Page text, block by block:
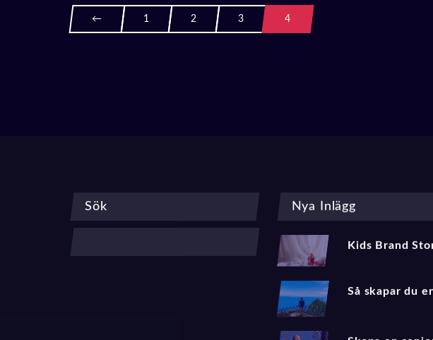
← 1 2 3 4
Sök Nya Inlägg